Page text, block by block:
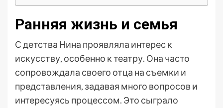
Ранняя жизнь и семья
С детства Нина проявляла интерес к
искусству, особенно к театру. Она часто
сопровождала своего отца на съемки и
представления, задавая много вопросов и
интересуясь процессом. Это сыграло